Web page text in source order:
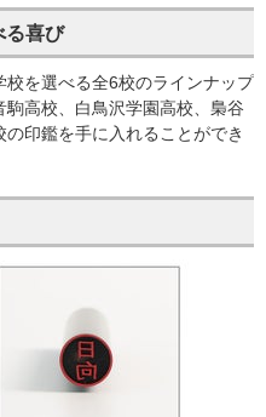
る喜び
を選べる全6校のラインナップ
高校、白鳥沢学園高校、梟谷
印鑑を手に入れることができ